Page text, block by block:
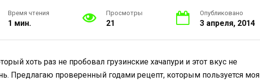
Время чтения
1 мин.
Просмотры
21
Опубликовано
3 апреля, 2014
хоть раз не пробовал грузинские хачапури и этот вкус не
Предлагаю проверенный годами рецепт, которым пользуется моя